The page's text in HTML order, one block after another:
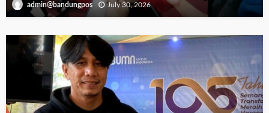
admin@bandungpos July 30, 2026